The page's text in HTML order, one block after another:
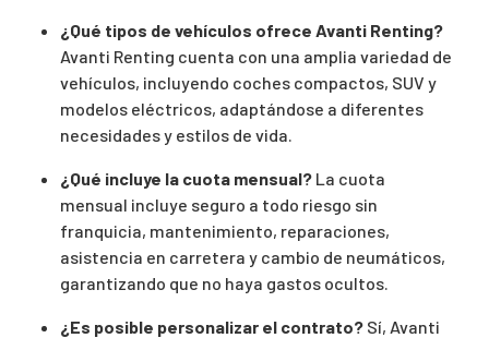
¿Qué tipos de vehículos ofrece Avanti Renting?
Avanti Renting cuenta con una amplia variedad de
vehículos, incluyendo coches compactos, SUV y
modelos eléctricos, adaptándose a diferentes
necesidades y estilos de vida.
¿Qué incluye la cuota mensual?La cuota
mensual incluye seguro a todo riesgo sin
franquicia, mantenimiento, reparaciones,
asistencia en carretera y cambio de neumáticos,
garantizando que no haya gastos ocultos.
¿Es posible personalizar el contrato?Sí, Avanti